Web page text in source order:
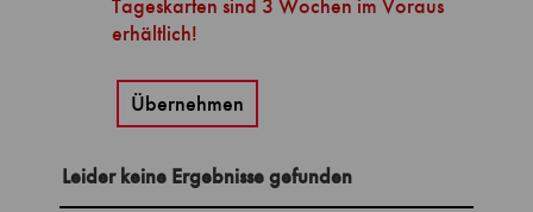
Leider keine Ergebnisse gefunden
Übernehmen